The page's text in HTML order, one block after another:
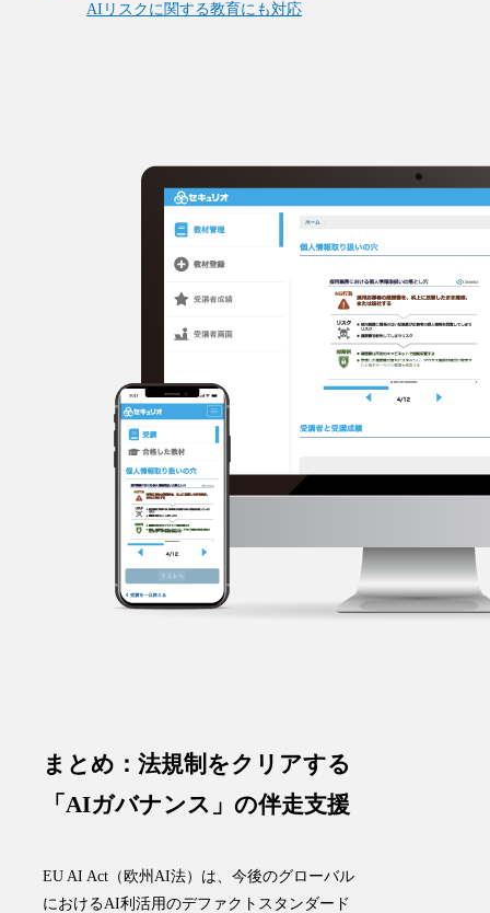
AIリスクに関する教育にも対応
まとめ：法規制をクリアする
「AIガバナンス」の伴走支援
EU AI Act（欧州AI法）は、今後のグローバル
におけるAI利活用のデファクトスタンダード